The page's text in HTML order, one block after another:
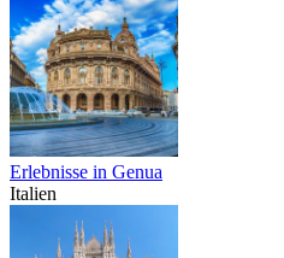
Erlebnisse in Genua
Italien